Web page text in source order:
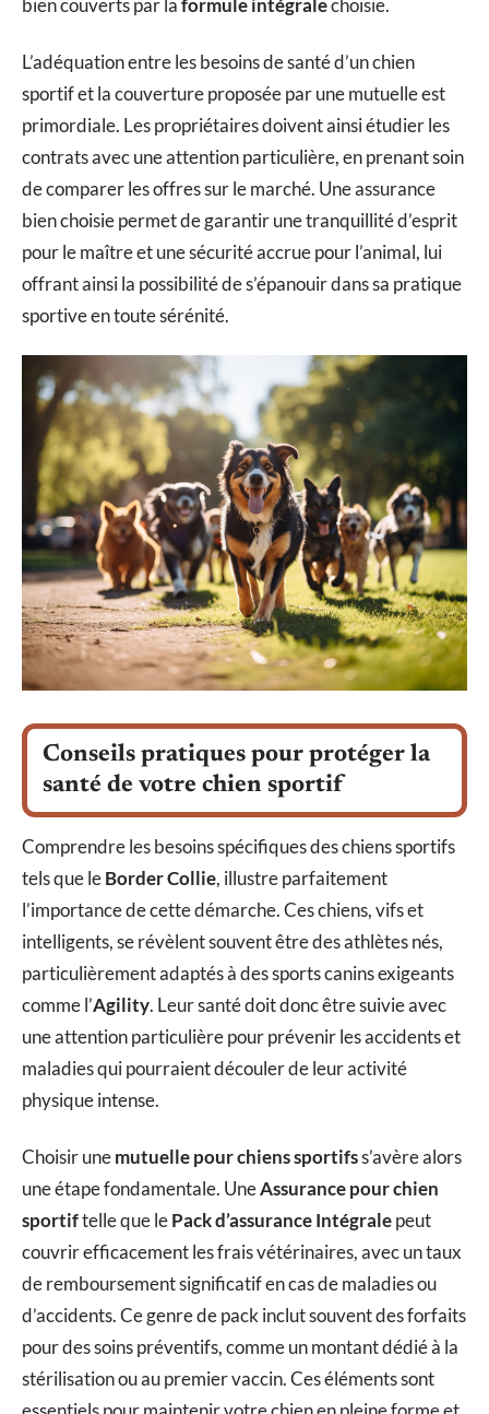
bien couverts par laformule intégralechoisie.
L’adéquation entre les besoins de santé d’un chien
sportif et la couverture proposée par une mutuelle est
primordiale. Les propriétaires doivent ainsi étudier les
contrats avec une attention particulière, en prenant soin
de comparer les offres sur le marché. Une assurance
bien choisie permet de garantir une tranquillité d’esprit
pour le maître et une sécurité accrue pour l’animal, lui
offrant ainsi la possibilité de s’épanouir dans sa pratique
sportive en toute sérénité.
Conseils pratiques pour protéger la
santé de votre chien sportif
Comprendre les besoins spécifiques des chiens sportifs
tels que leBorder Collie, illustre parfaitement
l’importance de cette démarche. Ces chiens, vifs et
intelligents, se révèlent souvent être des athlètes nés,
particulièrement adaptés à des sports canins exigeants
comme l’Agility. Leur santé doit donc être suivie avec
une attention particulière pour prévenir les accidents et
maladies qui pourraient découler de leur activité
physique intense.
Choisir unemutuelle pour chiens sportifss’avère alors
une étape fondamentale. UneAssurance pour chien
sportiftelle que lePack d’assurance Intégralepeut
couvrir efficacement les frais vétérinaires, avec un taux
de remboursement significatif en cas de maladies ou
d’accidents. Ce genre de pack inclut souvent des forfaits
pour des soins préventifs, comme un montant dédié à la
stérilisation ou au premier vaccin. Ces éléments sont